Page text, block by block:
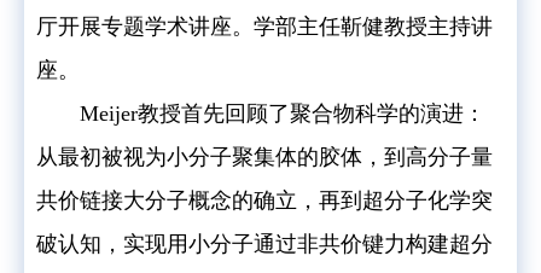
厅开展专题学术讲座。 学部主任靳健教授主持讲
座。
Meijer教授首先回顾了聚合物科学的演进：
从最初被视为小分子聚集体的胶体，到高分子量
共价链接大分子概念的确立，再到超分子化学突
破认知，实现用小分子通过非共价键力构建超分